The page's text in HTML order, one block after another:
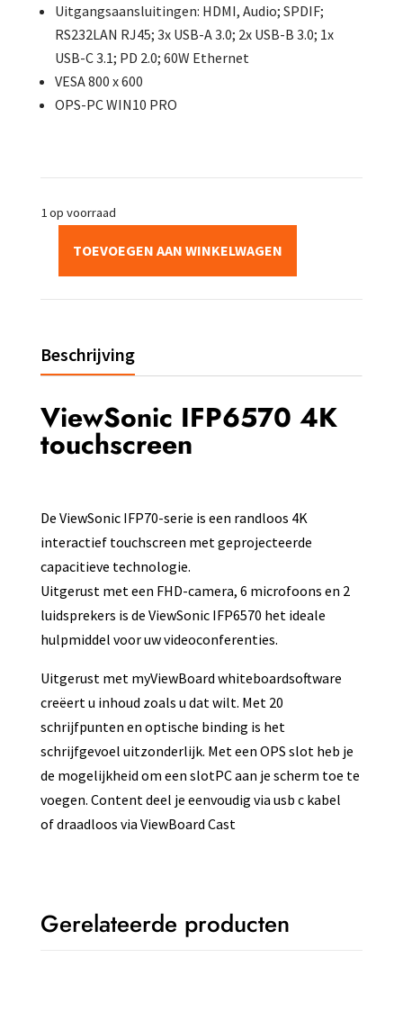
Uitgangsaansluitingen: HDMI, Audio; SPDIF;
RS232LAN RJ45; 3x USB-A 3.0; 2x USB-B 3.0; 1x
USB-C 3.1; PD 2.0; 60W Ethernet
VESA 800 x 600
OPS-PC WIN10 PRO
1 op voorraad
TOEVOEGEN AAN WINKELWAGEN
Beschrijving
ViewSonic IFP6570 4K
touchscreen
De ViewSonic IFP70-serie is een randloos 4K
interactief touchscreen met geprojecteerde
capacitieve technologie.
Uitgerust met een FHD-camera, 6 microfoons en 2
luidsprekers is de ViewSonic IFP6570 het ideale
hulpmiddel voor uw videoconferenties.
Uitgerust met myViewBoard whiteboardsoftware
creëert u inhoud zoals u dat wilt. Met 20
schrijfpunten en optische binding is het
schrijfgevoel uitzonderlijk. Met een OPS slot heb je
de mogelijkheid om een slotPC aan je scherm toe te
voegen. Content deel je eenvoudig via usb c kabel
of draadloos via ViewBoard Cast
Gerelateerde producten